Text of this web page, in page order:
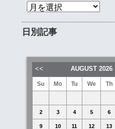
日別記事
AUGUST 2026
Su Mo Tu We Th
2 3 4 5 6
9 10 11 12 13